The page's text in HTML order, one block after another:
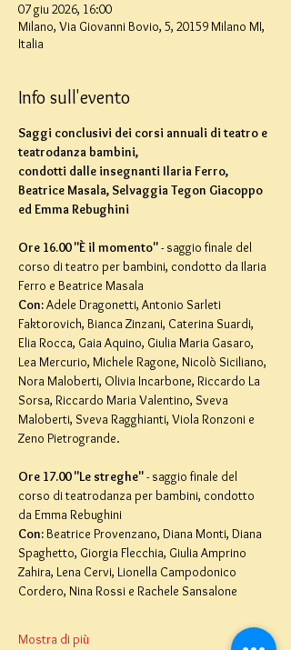
07 giu 2026, 16:00
Milano, Via Giovanni Bovio, 5, 20159 Milano MI,
Italia
Info sull'evento
Saggi conclusivi dei corsi annuali di teatro e
teatrodanza bambini,
condotti dalle insegnanti Ilaria Ferro,
Beatrice Masala, Selvaggia Tegon Giacoppo
ed Emma Rebughini
Ore 16.00 "È il momento" - saggio finale del
corso di teatro per bambini, condotto da Ilaria
Ferro e Beatrice Masala
Con: Adele Dragonetti, Antonio Sarleti
Faktorovich, Bianca Zinzani, Caterina Suardi,
Elia Rocca, Gaia Aquino, Giulia Maria Gasaro,
Lea Mercurio, Michele Ragone, Nicolò Siciliano,
Nora Maloberti, Olivia Incarbone, Riccardo La
Sorsa, Riccardo Maria Valentino, Sveva
Maloberti, Sveva Ragghianti, Viola Ronzoni e
Zeno Pietrogrande.
Ore 17.00 "Le streghe" - saggio finale del
corso di teatrodanza per bambini, condotto
da Emma Rebughini
Con: Beatrice Provenzano, Diana Monti, Diana
Spaghetto, Giorgia Flecchia, Giulia Amprino
Zahira, Lena Cervi, Lionella Campodonico
Cordero, Nina Rossi e Rachele Sansalone
Mostra di più